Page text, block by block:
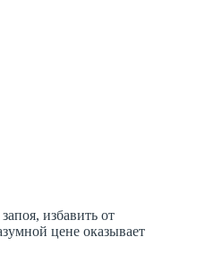
избавить от
цене оказывает